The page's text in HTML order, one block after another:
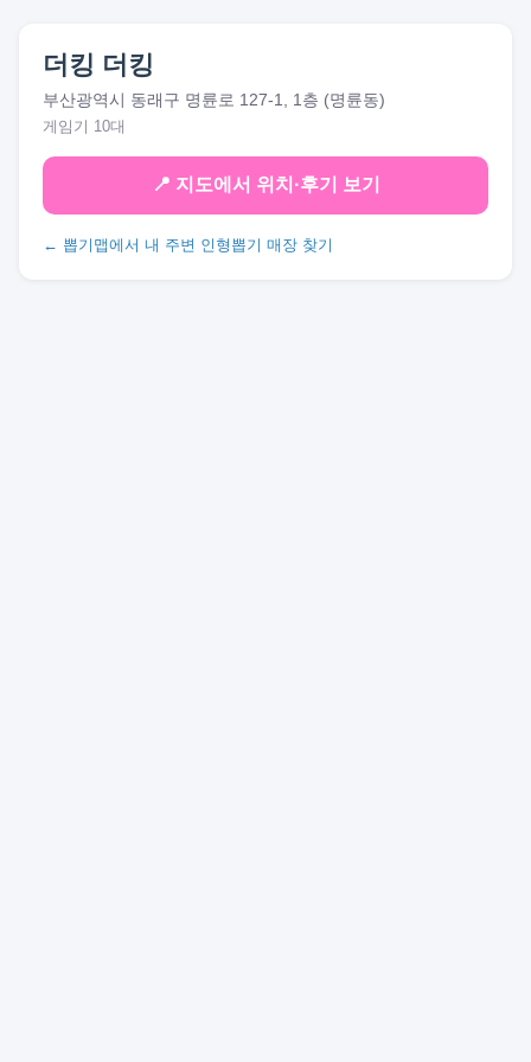
더킹 더킹
부산광역시 동래구 명륜로 127-1, 1층 (명륜동)
게임기 10대
📍 지도에서 위치·후기 보기
← 뽑기맵에서 내 주변 인형뽑기 매장 찾기